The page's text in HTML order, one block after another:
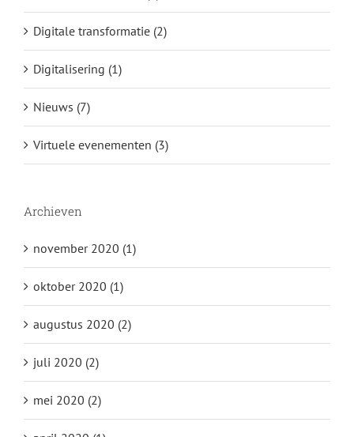
Digitale transformatie (2)
Digitalisering (1)
Nieuws (7)
Virtuele evenementen (3)
Archieven
november 2020 (1)
oktober 2020 (1)
augustus 2020 (2)
juli 2020 (2)
mei 2020 (2)